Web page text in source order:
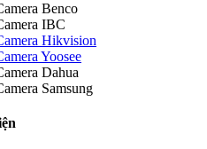
Benco
IBC
Hikvision
Yoosee
Dahua
Samsung